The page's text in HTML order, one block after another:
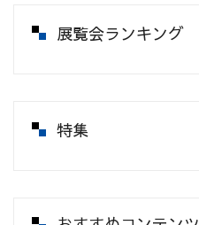
展覧会ランキング
特集